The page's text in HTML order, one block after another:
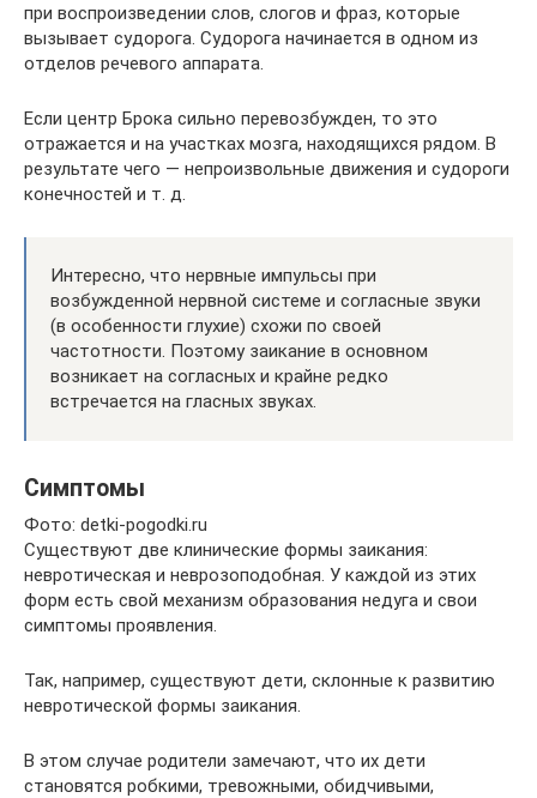
при воспроизведении слов, слогов и фраз, которые
вызывает судорога. Судорога начинается в одном из
отделов речевого аппарата.
Если центр Брока сильно перевозбужден, то это
отражается и на участках мозга, находящихся рядом. В
результате чего — непроизвольные движения и судороги
конечностей и т. д.
Интересно, что нервные импульсы при
возбужденной нервной системе и согласные звуки
(в особенности глухие) схожи по своей
частотности. Поэтому заикание в основном
возникает на согласных и крайне редко
встречается на гласных звуках.
Симптомы
Фото: detki-pogodki.ru
Существуют две клинические формы заикания:
невротическая и неврозоподобная. У каждой из этих
форм есть свой механизм образования недуга и свои
симптомы проявления.
Так, например, существуют дети, склонные к развитию
невротической формы заикания.
В этом случае родители замечают, что их дети
становятся робкими, тревожными, обидчивыми,